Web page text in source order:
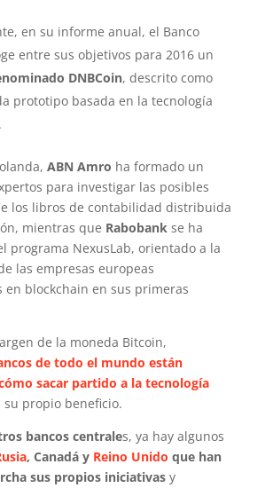
en su informe anual, el Banco
entre sus objetivos para 2016 un
DNBCoin, descrito como
prototipo basada en la tecnología
ABN Amro ha formado un
para investigar las posibles
los libros de contabilidad distribuida
mientras que Rabobankse ha
programa NexusLab, orientado a la
las empresas europeas
en blockchain en sus primeras
de la moneda Bitcoin,
de todo el mundo están
sacar partido a la tecnología
su propio beneficio.
bancos centrales, ya hay algunos
, Canadá y Reino Unido que han
sus propios iniciativasy